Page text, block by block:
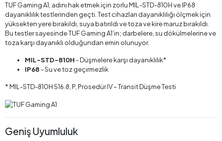
TUF Gaming A1, adını hak etmek için zorlu MIL-STD-810H ve IP68
dayanıklılık testlerinden geçti. Test cihazları dayanıklılığı ölçmek için
yüksekten yere bırakıldı, suya batırıldı ve toza ve kire maruz bırakıldı.
Bu testler sayesinde TUF Gaming A1’in; darbelere, su dökülmelerine ve
toza karşı dayanıklı olduğundan emin olunuyor.
MIL-STD-810H - Düşmelere karşı dayanıklılık*
IP68 - Su ve toz geçirmezlik
* MIL-STD-810H 516.8, P, Prosedür IV – Transit Düşme Testi
Geniş Uyumluluk